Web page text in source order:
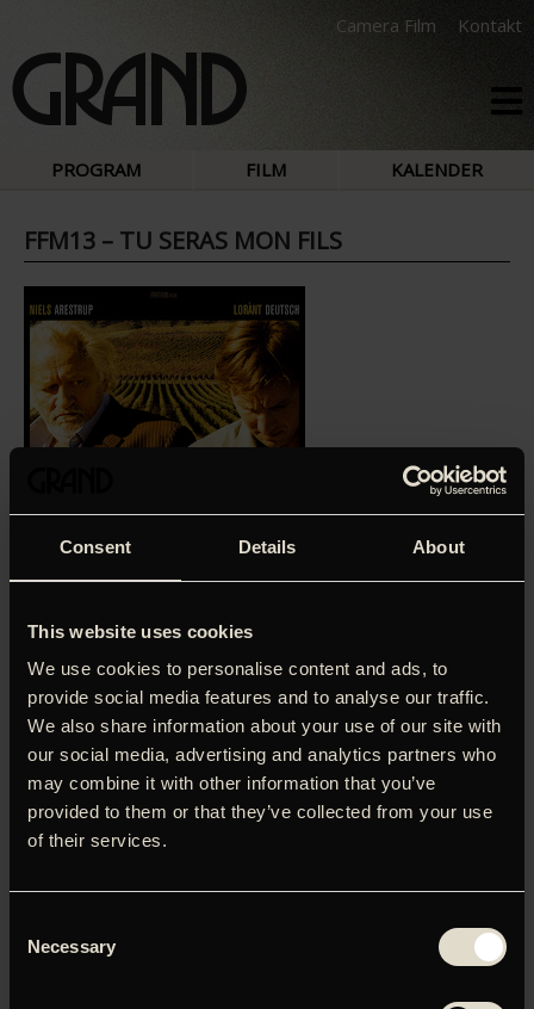
Consent Details About
This website uses cookies
We use cookies to personalise content and ads, to
provide social media features and to analyse our traffic.
We also share information about your use of our site with
our social media, advertising and analytics partners who
may combine it with other information that you’ve
provided to them or that they’ve collected from your use
of their services.
Selection
Necessary
Camera Film Kontakt
PROGRAM FILM KALENDER
FFM13 – TU SERAS MON FILS
‘Det bedste vin-drama siden ‘Sideways’.’The Independent.
Niels Arestrup var sej i ‘Profeten’, og han er sej her – som
en let aldrende vinavler og patriark med alt for lidt respekt
for sin eneste søn, som han ellers har udset til at drive
familiefirmaet
videre. Paul de Marseul (Arestrup) er nemlig en alfahan af
søn Martin (Lorànt Deutsch), der forgæves angler efter
faderens kærlighed og empati. Familiedramaet er allerede